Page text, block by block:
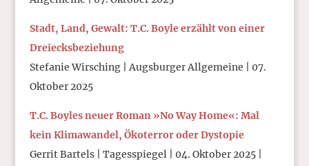
Stadt, Land, Gewalt: T.C. Boyle erzählt von einer
Dreiecksbeziehung
Stefanie Wirsching | Augsburger Allgemeine | 07.
Oktober 2025
T.C. Boyles neuer Roman »No Way Home«: Mal
kein Klimawandel, Ökoterror oder Dystopie
Gerrit Bartels | Tagesspiegel | 04. Oktober 2025 |